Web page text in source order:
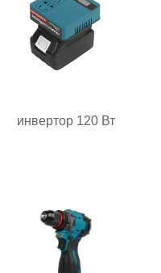
инвертор 120 Вт